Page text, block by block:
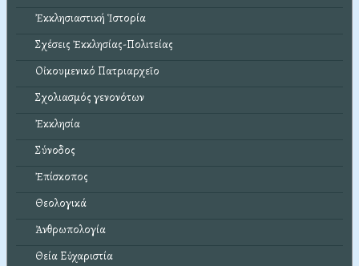
Ἐκκλησιαστική Ἱστορία
Σχέσεις Ἐκκλησίας-Πολιτείας
Οἰκουμενικό Πατριαρχεῖο
Σχολιασμός γενονότων
Ἐκκλησία
Σύνοδος
Ἐπίσκοπος
Θεολογικά
Ἀνθρωπολογία
Θεία Εὐχαριστία